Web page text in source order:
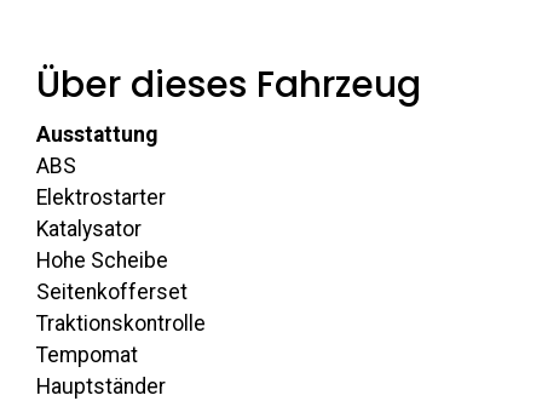
Über dieses Fahrzeug
Ausstattung
ABS
Elektrostarter
Katalysator
Hohe Scheibe
Seitenkofferset
Traktionskontrolle
Tempomat
Hauptständer